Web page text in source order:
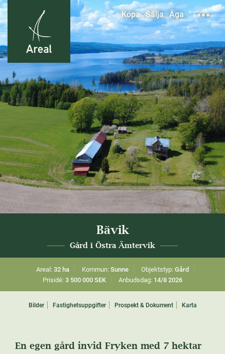
Köpa Sälja Äga
Bävik
Gård i Östra Ämtervik
Areal: 32 ha Kommun: Sunne Objektstyp: Gård
Prisidé: 3 500 000 SEK Anbudsdag: 14/8 2026
Bilder Fastighetsuppgifter Prospekt & Dokument Karta
En egen gård invid Fryken med 7 hektar